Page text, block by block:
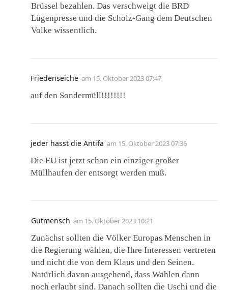
Brüssel bezahlen. Das verschweigt die BRD
Lügenpresse und die Scholz-Gang dem Deutschen
Volke wissentlich.
Friedenseiche am 15. Oktober 2023 07:47
auf den Sondermüll!!!!!!!!
jeder hasst die Antifa am 15. Oktober 2023 07:36
Die EU ist jetzt schon ein einziger großer
Müllhaufen der entsorgt werden muß.
Gutmensch am 15. Oktober 2023 10:21
Zunächst sollten die Völker Europas Menschen in
die Regierung wählen, die Ihre Interessen vertreten
und nicht die von dem Klaus und den Seinen.
Natürlich davon ausgehend, dass Wahlen dann
noch erlaubt sind. Danach sollten die Uschi und die